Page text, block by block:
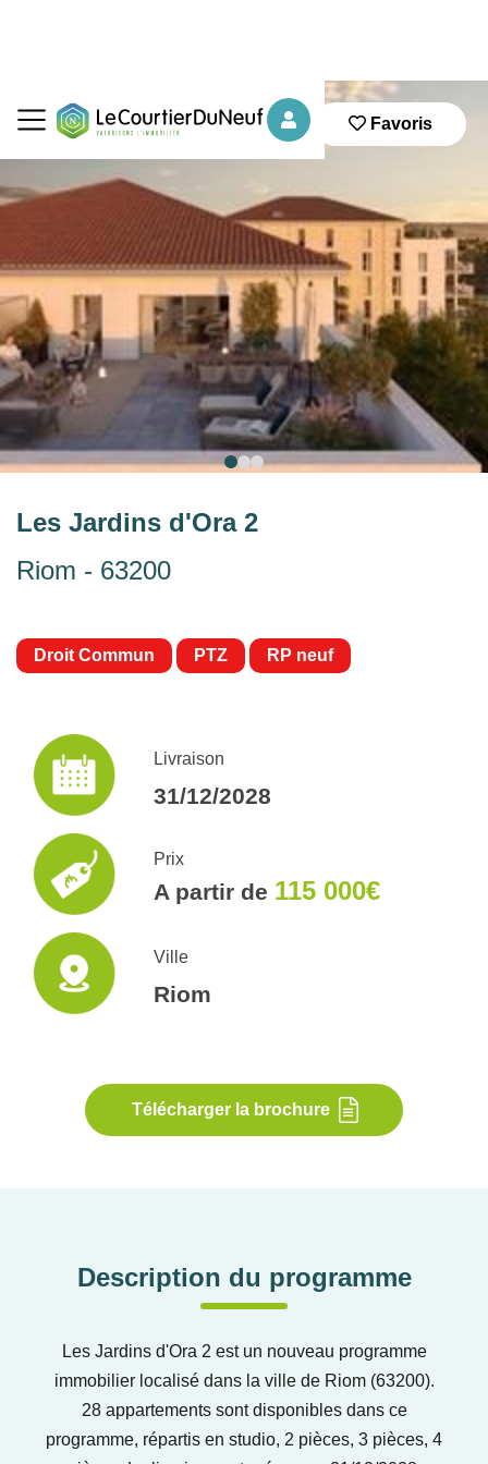
Favoris
Les Jardins d'Ora 2
Riom - 63200
Droit Commun PTZ RP neuf
Livraison
31/12/2028
Prix
A partir de 115 000€
Ville
Riom
Télécharger la brochure
Description du programme
Les Jardins d'Ora 2 est un nouveau programme
immobilier localisé dans la ville de Riom (63200).
28 appartements sont disponibles dans ce
programme, répartis en studio, 2 pièces, 3 pièces, 4